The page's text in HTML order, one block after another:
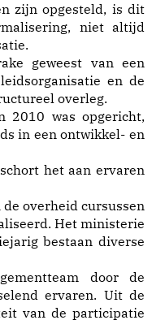
zijn opgesteld, is dit
niet altijd
geweest van een
en de
overleg.
2010 was opgericht,
in een ontwikkel- en
het aan ervaren
overheid cursussen
Het ministerie
bestaan diverse
door de
ervaren. Uit de
van de participatie